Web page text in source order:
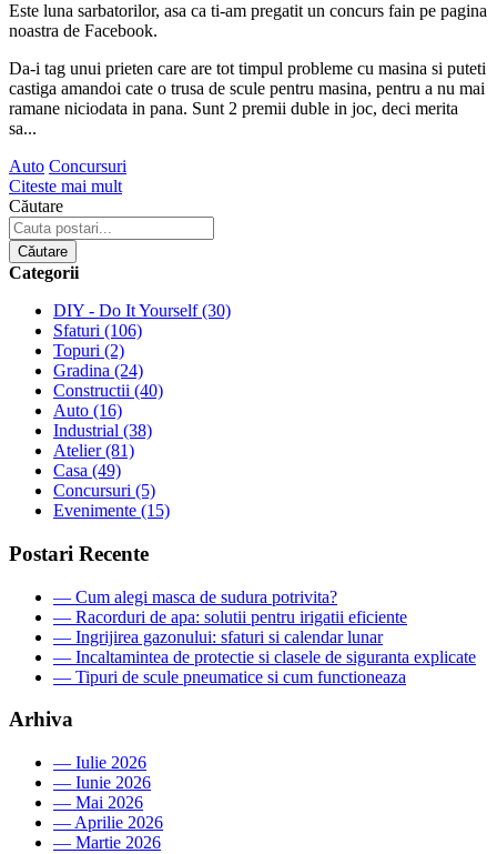
Este luna sarbatorilor, asa ca ti-am pregatit un concurs fain pe pagina
noastra de Facebook.
Da-i tag unui prieten care are tot timpul probleme cu masina si puteti
castiga amandoi cate o trusa de scule pentru masina, pentru a nu mai
ramane niciodata in pana. Sunt 2 premii duble in joc, deci merita
sa...
Auto Concursuri
Citeste mai mult
Căutare
Căutare
Categorii
DIY - Do It Yourself(30)
Sfaturi (106)
Topuri (2)
Gradina (24)
Constructii (40)
Auto (16)
Industrial (38)
Atelier(81)
Casa (49)
Concursuri (5)
Evenimente (15)
Postari Recente
— Cum alegi masca de sudura potrivita?
— Racorduri de apa: solutii pentru irigatii eficiente
— Ingrijirea gazonului: sfaturi si calendar lunar
— Incaltamintea de protectie si clasele de siguranta explicate
— Tipuri de scule pneumatice si cum functioneaza
Arhiva
— Iulie 2026
— Iunie 2026
— Mai 2026
— Aprilie 2026
— Martie 2026